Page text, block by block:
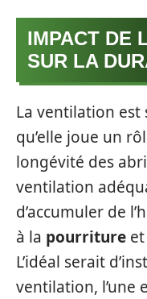
IMPACT DE
SUR LA
La ventilation
qu’elle joue un
longévité des
ventilation
d’accumuler de
à la pourriture
L’idéal serait
ventilation, l’une